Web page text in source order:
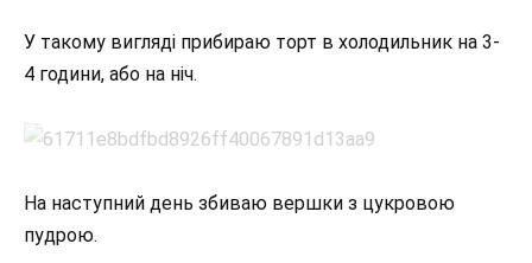
У такому вигляді прибираю торт в холодильник на 3-
4 години, або на ніч.
На наступний день збиваю вершки з цукровою
пудрою.